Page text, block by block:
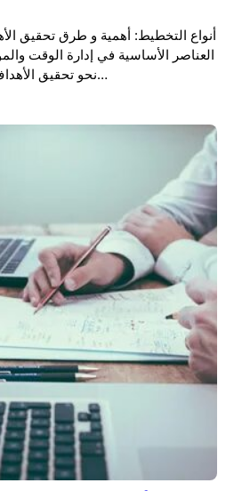
أنواع التخطيط: أهمية و طرق تحقيق
العناصر الأساسية في إدارة الوقت
نحو تحقيق الأهداف المرسومة. فبفضل ال…